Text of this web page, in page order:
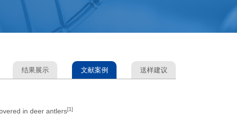
结果展示 文献案例 送样建议
in deer antlers[1]